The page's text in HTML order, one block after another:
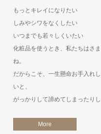
もっとキレイになりたい
しみやシワをなくしたい
いつまでも若々しくいたい
化粧品を使うとき、私たちはさ
ね。
だからこそ、一生懸命お手入れ
いと、
がっかりして諦めてしまったり
More